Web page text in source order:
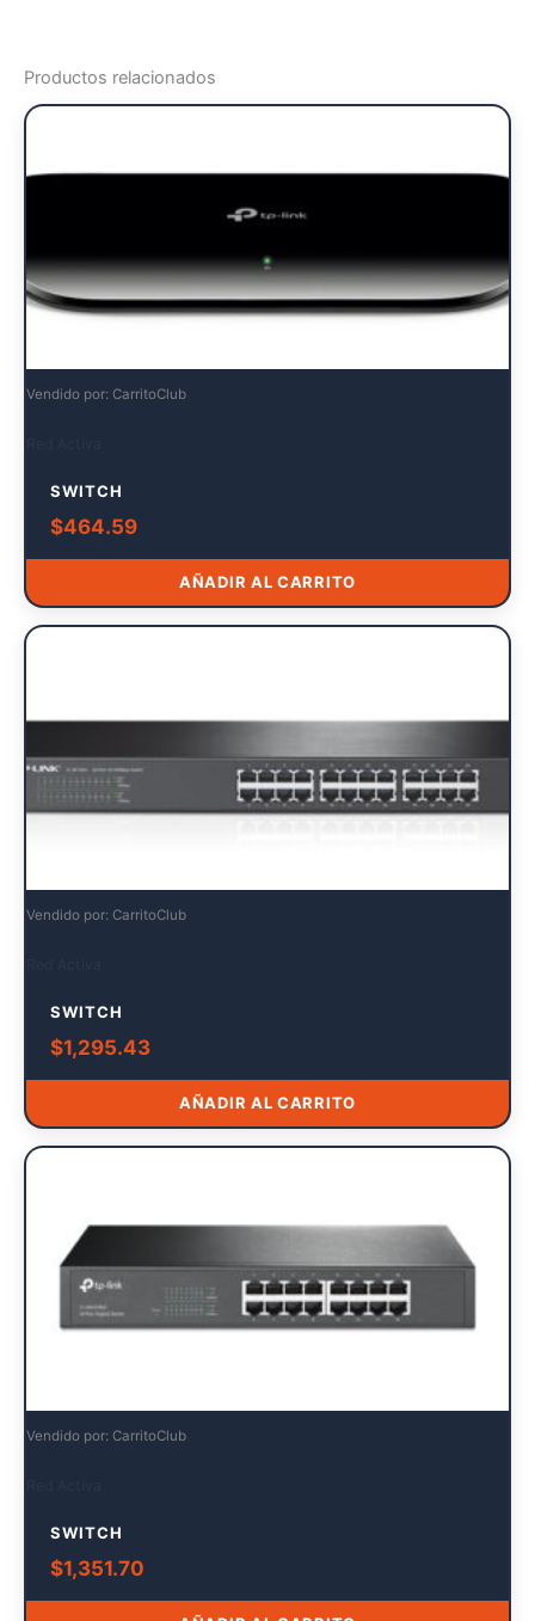
Productos relacionados
Vendido por: CarritoClub
SWITCH
$464.59
AÑADIR AL CARRITO
Vendido por: CarritoClub
SWITCH
$1,295.43
AÑADIR AL CARRITO
Vendido por: CarritoClub
SWITCH
$1,351.70